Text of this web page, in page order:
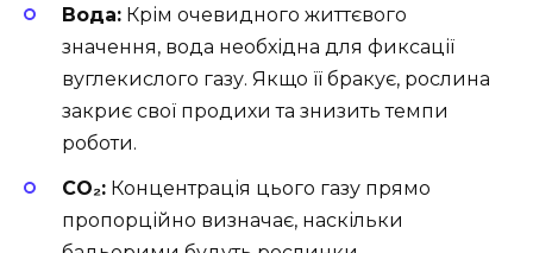
Вода: Крім очевидного життєвого
значення, вода необхідна для фиксації
вуглекислого газу. Якщо її бракує, рослина
закриє свої продихи та знизить темпи
роботи.
CO₂: Концентрація цього газу прямо
пропорційно визначає, наскільки